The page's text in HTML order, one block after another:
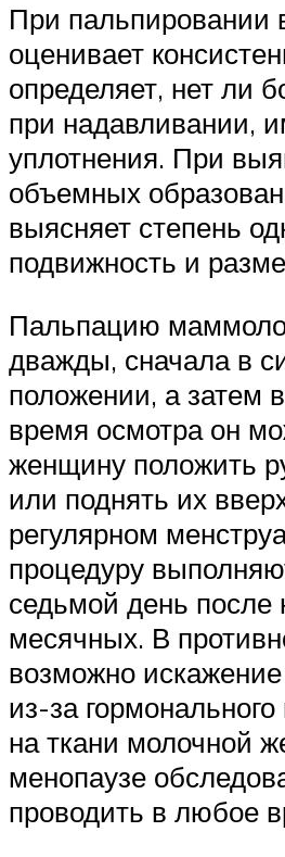
При пальпировании
оценивает
определяет, нет ли
при надавливании,
уплотнения. При
объемных
выясняет степень
подвижность и
Пальпацию
дважды, сначала в
положении, а затем
время осмотра он
женщину положить
или поднять их
регулярном
процедуру
седьмой день после
месячных. В
возможно искажение
из-за
на ткани молочной
менопаузе
проводить в любое